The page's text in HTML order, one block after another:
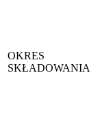
OKRES
SKŁADOWANIA